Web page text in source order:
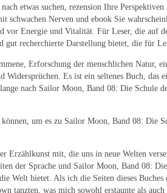
etwas suchen, rezension Ihre
Nerven und ebook Sie
Energie und Vitalität. Für Leser, die auf
recherchierte Darstellung bietet, die für
Erforschung der menschlichen Natur,
Es ist ein seltenes Buch,
nach Sailor Moon, Band 08: Die Schule
um es zu Sailor Moon, Band 08: Die
Erzählkunst mit, die uns in neue Welten
der Sprache und Sailor Moon, Band 08:
Welt bietet. Als ich die Seiten dieses
tanzten, was mich sowohl erstaunte als auch